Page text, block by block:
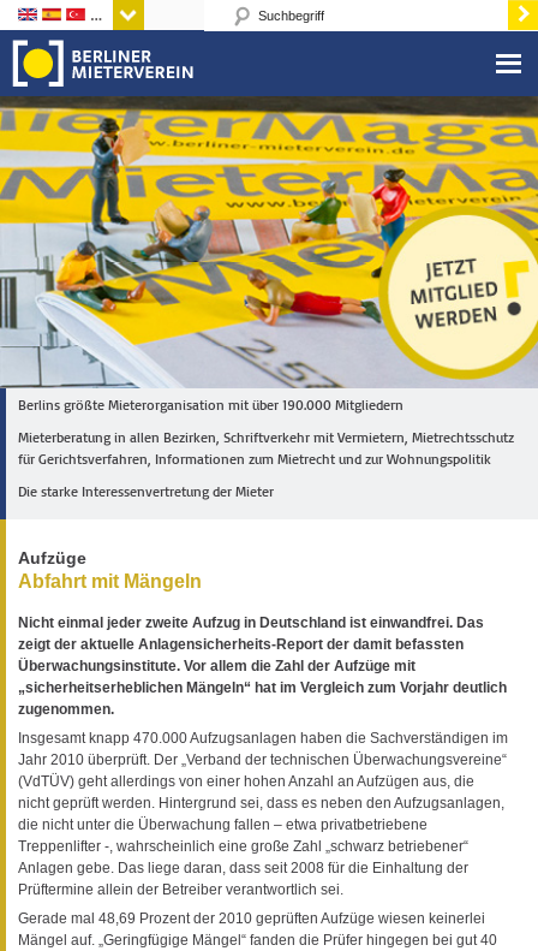
Sprachen
Berlins größte Mieterorganisation mit über 190.000 Mitgliedern
Mieterberatung in allen Bezirken, Schriftverkehr mit Vermietern, Mietrechtsschutz
für Gerichtsverfahren, Informationen zum Mietrecht und zur Wohnungspolitik
Die starke Interessenvertretung der Mieter
Aufzüge
Abfahrt mit Mängeln
Nicht einmal jeder zweite Aufzug in Deutschland ist einwandfrei. Das
zeigt der aktuelle Anlagensicherheits-Report der damit befassten
Überwachungsinstitute. Vor allem die Zahl der Aufzüge mit
„sicherheitserheblichen Mängeln“ hat im Vergleich zum Vorjahr deutlich
zugenommen.
Insgesamt knapp 470.000 Aufzugsanlagen haben die Sachverständigen im
Jahr 2010 überprüft. Der „Verband der technischen Überwachungsvereine“
(VdTÜV) geht allerdings von einer hohen Anzahl an Aufzügen aus, die
nicht geprüft werden. Hintergrund sei, dass es neben den Aufzugsanlagen,
die nicht unter die Überwachung fallen – etwa privatbetriebene
Treppenlifter -, wahrscheinlich eine große Zahl „schwarz betriebener“
Anlagen gebe. Das liege daran, dass seit 2008 für die Einhaltung der
Prüftermine allein der Betreiber verantwortlich sei.
Gerade mal 48,69 Prozent der 2010 geprüften Aufzüge wiesen keinerlei
Mängel auf. „Geringfügige Mängel“ fanden die Prüfer hingegen bei gut 40